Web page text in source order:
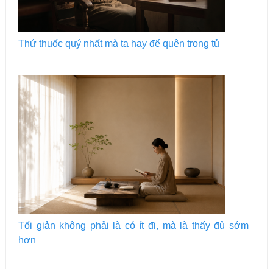
Thứ thuốc quý nhất mà ta hay để quên trong tủ
Tối giản không phải là có ít đi, mà là thấy đủ sớm
hơn